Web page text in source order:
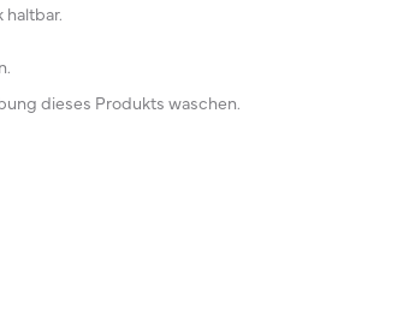
haltbar.
dieses Produkts waschen.